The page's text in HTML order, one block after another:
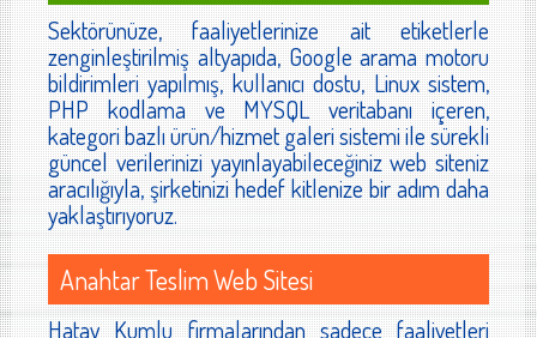
Sektörünüze, faaliyetlerinize ait etiketlerle
zenginleştirilmiş altyapıda, Google arama motoru
bildirimleri yapılmış, kullanıcı dostu, Linux sistem,
PHP kodlama ve MYSQL veritabanı içeren,
kategori bazlı ürün/hizmet galeri sistemi ile sürekli
güncel verilerinizi yayınlayabileceğiniz web siteniz
aracılığıyla, şirketinizi hedef kitlenize bir adım daha
yaklaştırıyoruz.
Anahtar Teslim Web Sitesi
Hatay Kumlu firmalarından sadece faaliyetleri